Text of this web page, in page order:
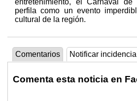
entretenimiento, el Carnaval
perfila como un evento
cultural de la región.
Comentarios Notificar incidencia
Comenta esta noticia en